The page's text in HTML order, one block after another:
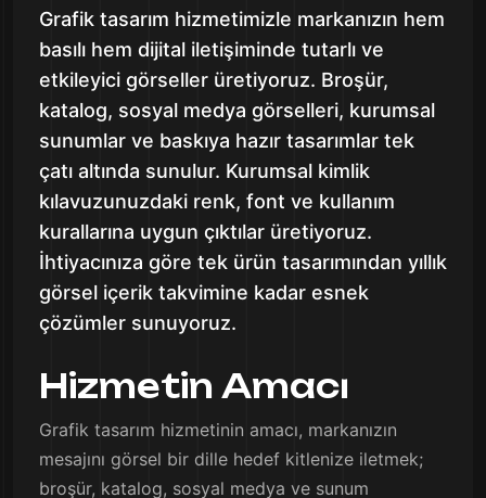
Grafik tasarım hizmetimizle markanızın hem
basılı hem dijital iletişiminde tutarlı ve
etkileyici görseller üretiyoruz. Broşür,
katalog, sosyal medya görselleri, kurumsal
sunumlar ve baskıya hazır tasarımlar tek
çatı altında sunulur. Kurumsal kimlik
kılavuzunuzdaki renk, font ve kullanım
kurallarına uygun çıktılar üretiyoruz.
İhtiyacınıza göre tek ürün tasarımından yıllık
görsel içerik takvimine kadar esnek
çözümler sunuyoruz.
Hizmetin Amacı
Grafik tasarım hizmetinin amacı, markanızın
mesajını görsel bir dille hedef kitlenize iletmek;
broşür, katalog, sosyal medya ve sunum